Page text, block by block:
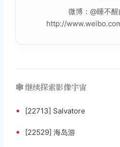
微博：@睡不
http://
🕸️ 继续探索影像宇宙
• [22713] Salvatore
• [22529] 海岛游